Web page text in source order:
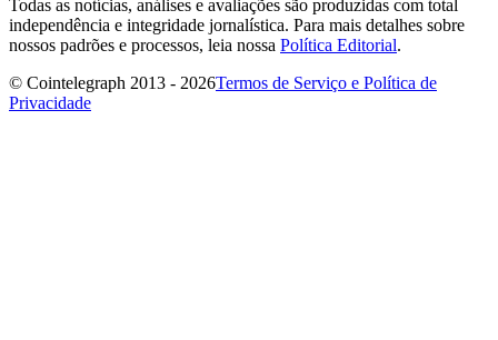
Todas as notícias, análises e avaliações são produzidas com total
independência e integridade jornalística. Para mais detalhes sobre
nossos padrões e processos, leia nossa Política Editorial.
© Cointelegraph 2013 - 2026Termos de Serviço e Política de
Privacidade